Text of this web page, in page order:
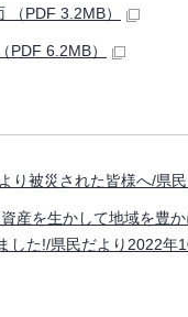
（PDF 3.2MB）
PDF 6.2MB）
り被災された皆様へ/県
資産を生かして地域を豊
した!/県民だより2022年